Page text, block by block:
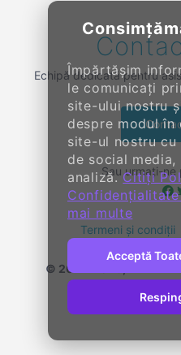
Împărtășim
le comunicați
site-ului nostru
despre modul
site-ul nostru
de social
analiză.Citiți
mai multe
Acceptă
Echipă dedicată pentru
Sau urmați-ne
Termeni și condiții
© 2014-
2026,